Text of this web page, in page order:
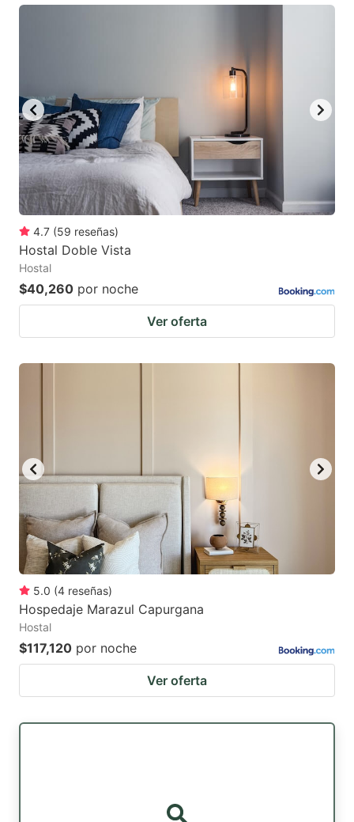
4.7 (59 reseñas)
Hostal Doble Vista
Hostal
$40,260 por noche
Ver oferta
5.0 (4 reseñas)
Hospedaje Marazul Capurgana
Hostal
$117,120 por noche
Ver oferta